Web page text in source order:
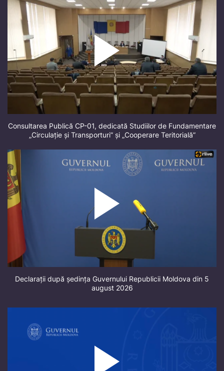
Consultarea Publică CP-01, dedicată Studiilor de Fundamentare
„Circulație și Transporturi” și „Cooperare Teritorială”
Declarații după ședința Guvernului Republicii Moldova din 5
august 2026